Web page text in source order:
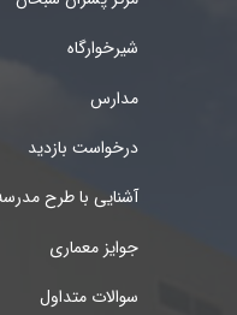
شیرخوارگاه
مدارس
درخواست بازدید
آشنایی با طرح
جوایز معماری
سوالات متداول